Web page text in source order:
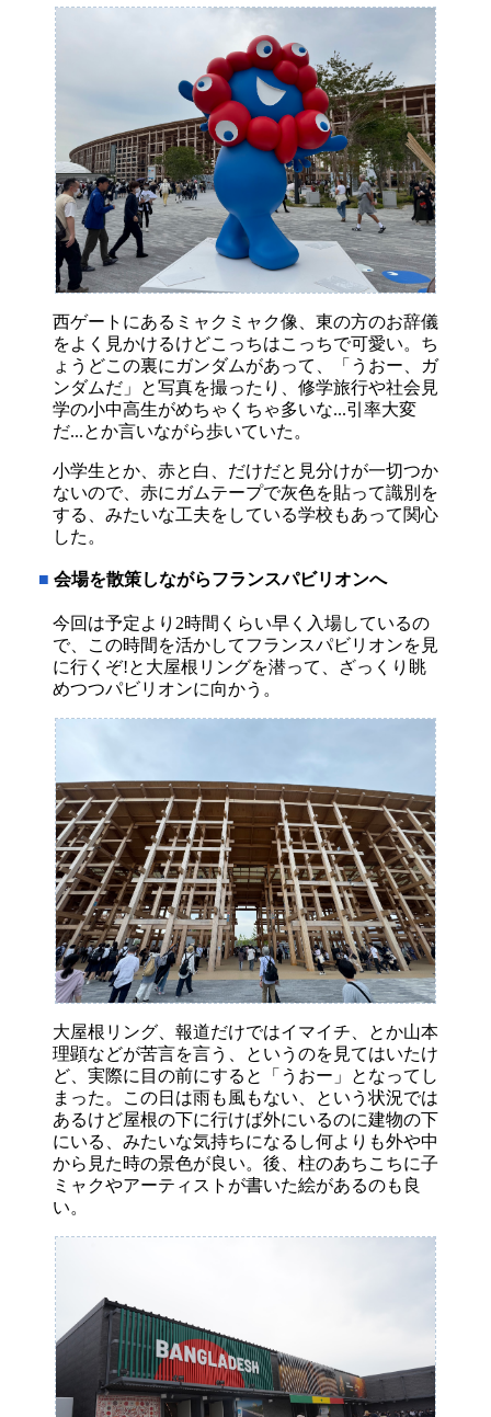
西ゲートにあるミャクミャク像、東の方のお辞儀
をよく見かけるけどこっちはこっちで可愛い。ち
ょうどこの裏にガンダムがあって、「うおー、ガ
ンダムだ」と写真を撮ったり、修学旅行や社会見
学の小中高生がめちゃくちゃ多いな...引率大変
だ...とか言いながら歩いていた。
小学生とか、赤と白、だけだと見分けが一切つか
ないので、赤にガムテープで灰色を貼って識別を
する、みたいな工夫をしている学校もあって関心
した。
■ 会場を散策しながらフランスパビリオンへ
今回は予定より2時間くらい早く入場しているの
で、この時間を活かしてフランスパビリオンを見
に行くぞ!と大屋根リングを潜って、ざっくり眺
めつつパビリオンに向かう。
大屋根リング、報道だけではイマイチ、とか山本
理顕などが苦言を言う、というのを見てはいたけ
ど、実際に目の前にすると「うおー」となってし
まった。この日は雨も風もない、という状況では
あるけど屋根の下に行けば外にいるのに建物の下
にいる、みたいな気持ちになるし何よりも外や中
から見た時の景色が良い。後、柱のあちこちに子
ミャクやアーティストが書いた絵があるのも良
い。